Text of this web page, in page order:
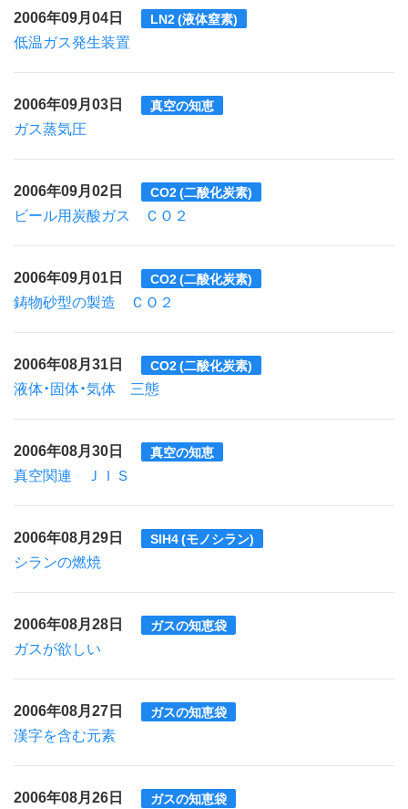
2006年09月04日 LN2 (液体窒素)
低温ガス発生装置
2006年09月03日 真空の知恵
ガス蒸気圧
2006年09月02日 CO2 (二酸化炭素)
ビール用炭酸ガス ＣＯ２
2006年09月01日 CO2 (二酸化炭素)
鋳物砂型の製造 ＣＯ２
2006年08月31日 CO2 (二酸化炭素)
液体・固体・気体 三態
2006年08月30日 真空の知恵
真空関連 ＪＩＳ
2006年08月29日 SIH4 (モノシラン)
シランの燃焼
2006年08月28日 ガスの知恵袋
ガスが欲しい
2006年08月27日 ガスの知恵袋
漢字を含む元素
2006年08月26日 ガスの知恵袋